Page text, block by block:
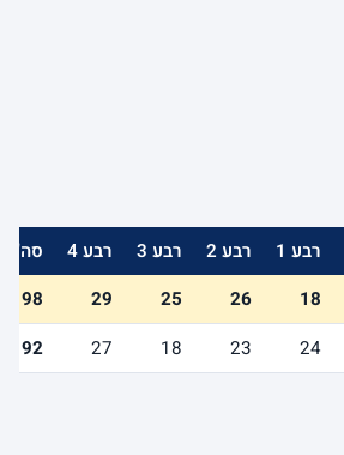
רבע 1 רבע 2 רבע 3 רבע 4
סה"כ
18
26
25
29
98
24
23
18
27
92